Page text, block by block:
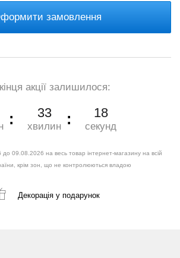
замовлення
акції залишилося:
33
хвилин
17
секунд
09.08.2026 на весь товар інтернет-магазину на всій
крім зон, що не контролюються владою
Декорація у подарунок